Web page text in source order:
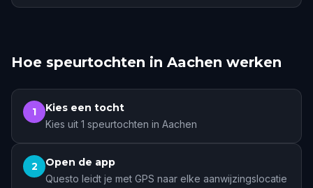
Hoe speurtochten in Aachen werken
1 Kies een tocht
Kies uit 1 speurtochten in Aachen
2 Open de app
Questo leidt je met GPS naar elke aanwijzingslocatie